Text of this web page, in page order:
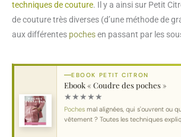
techniques de couture. Il y a ainsi sur Petit
de couture très diverses (d’une méthode de
aux différentes pochesen passant par les
EBOOK PETIT CITRON
Ebook « Coudre des poches »
★★★★★
Poches mal alignées, qui s'ouvrent ou
vêtement ? Toutes les techniques